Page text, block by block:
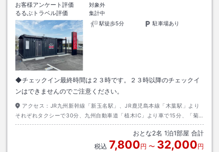
お客様アンケート評価
対象外
るるぶトラベル評価
集計中
駅徒歩5分
駐車場あり
◆チェックイン最終時間は２３時です。２３時以降のチェックイ
ンはできませんのでご注意ください。
アクセス： JR九州新幹線「新玉名駅」、JR鹿児島本線「木葉駅」より
それぞれタクシーで30分、九州自動車道「植木IC」より車で15分、「菊
水IC」より車で20分。
おとな2名 1泊1部屋 合計
税込 7,800円 〜 32,000円